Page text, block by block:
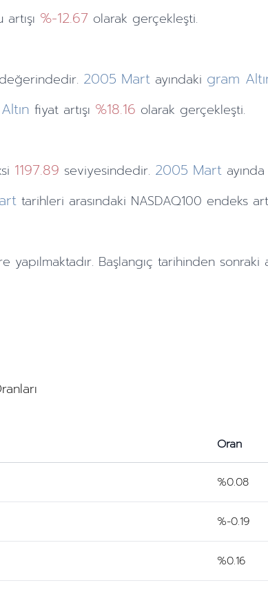
%-12.67 olarak gerçekleşti.
değerindedir. 2005 Mart ayındaki gram
fiyat artışı %18.16 olarak gerçekleşti.
1197.89 seviyesindedir. 2005 Mart ayında
tarihleri arasındaki NASDAQ100 endeks
yapılmaktadır. Başlangıç tarihinden sonraki
Oran
%0.08
%-0.19
%0.16